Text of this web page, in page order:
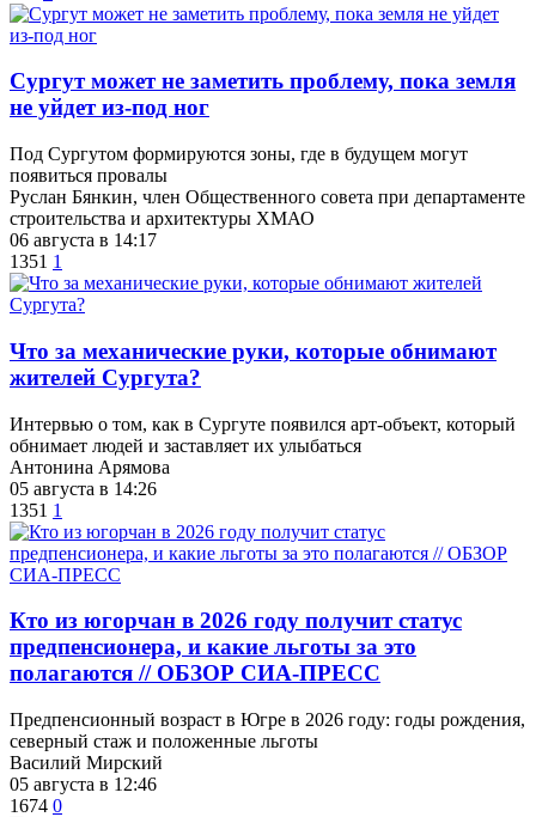
Сургут может не заметить проблему, пока земля
не уйдет из-под ног
Под Сургутом формируются зоны, где в будущем могут
появиться провалы
Руслан Бянкин, член Общественного совета при департаменте
строительства и архитектуры ХМАО
06 августа в 14:17
1351 1
​Что за механические руки, которые обнимают
жителей Сургута?
Интервью о том, как в Сургуте появился арт-объект, который
обнимает людей и заставляет их улыбаться
Антонина Арямова
05 августа в 14:26
1351 1
Кто из югорчан в 2026 году получит статус
предпенсионера, и какие льготы за это
полагаются // ОБЗОР СИА-ПРЕСС
Предпенсионный возраст в Югре в 2026 году: годы рождения,
северный стаж и положенные льготы
Василий Мирский
05 августа в 12:46
1674 0